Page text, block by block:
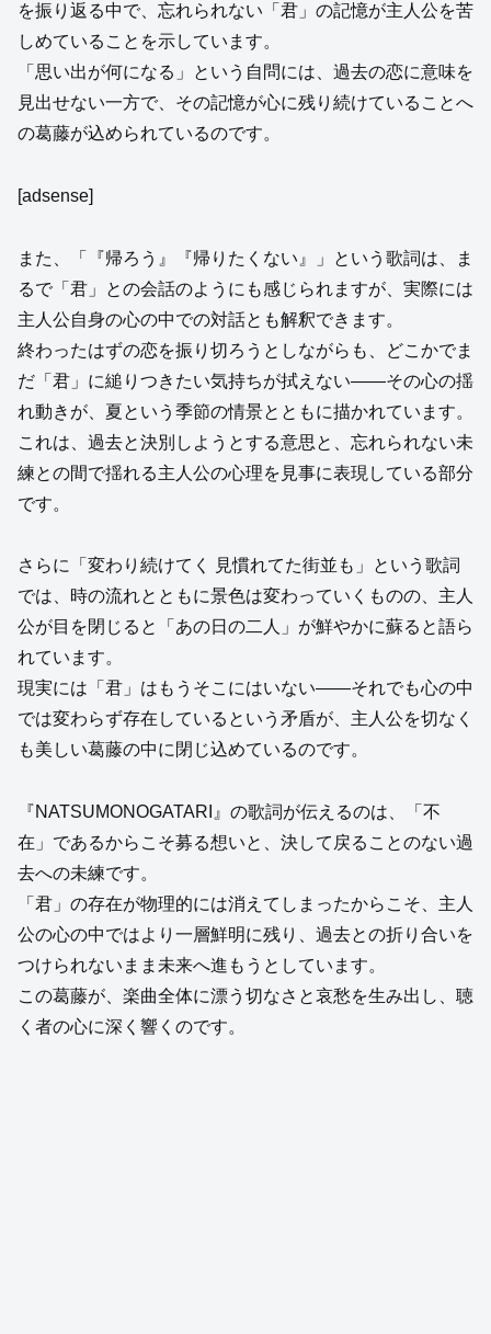
を振り返る中で、忘れられない「君」の記憶が主人公を苦
しめていることを示しています。
「思い出が何になる」という自問には、過去の恋に意味を
見出せない一方で、その記憶が心に残り続けていることへ
の葛藤が込められているのです。
[adsense]
また、「『帰ろう』『帰りたくない』」という歌詞は、ま
るで「君」との会話のようにも感じられますが、実際には
主人公自身の心の中での対話とも解釈できます。
終わったはずの恋を振り切ろうとしながらも、どこかでま
だ「君」に縋りつきたい気持ちが拭えない――その心の揺
れ動きが、夏という季節の情景とともに描かれています。
これは、過去と決別しようとする意思と、忘れられない未
練との間で揺れる主人公の心理を見事に表現している部分
です。
さらに「変わり続けてく 見慣れてた街並も」という歌詞
では、時の流れとともに景色は変わっていくものの、主人
公が目を閉じると「あの日の二人」が鮮やかに蘇ると語ら
れています。
現実には「君」はもうそこにはいない――それでも心の中
では変わらず存在しているという矛盾が、主人公を切なく
も美しい葛藤の中に閉じ込めているのです。
『NATSUMONOGATARI』の歌詞が伝えるのは、「不
在」であるからこそ募る想いと、決して戻ることのない過
去への未練です。
「君」の存在が物理的には消えてしまったからこそ、主人
公の心の中ではより一層鮮明に残り、過去との折り合いを
つけられないまま未来へ進もうとしています。
この葛藤が、楽曲全体に漂う切なさと哀愁を生み出し、聴
く者の心に深く響くのです。